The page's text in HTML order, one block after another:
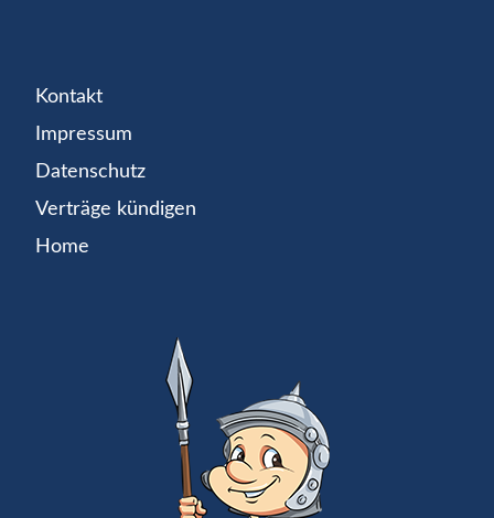
Kontakt
Impressum
Datenschutz
Verträge kündigen
Home